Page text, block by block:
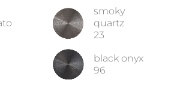
smoky
quartz
23
black onyx
96